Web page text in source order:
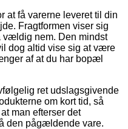
at få varerne leveret til din
Fragtformen viser sig
vældig nem. Den mindst
dog altid vise sig at være
af at du har bopæl
ret udslagsgivende
om kort tid, så
man efterser det
den pågældende vare.